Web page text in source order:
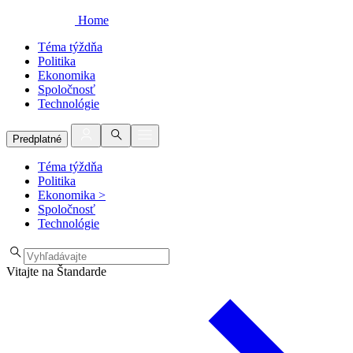
Home
Téma týždňa
Politika
Ekonomika
Spoločnosť
Technológie
Predplatné
Téma týždňa
Politika
Ekonomika >
Spoločnosť
Technológie
Vitajte na Štandarde